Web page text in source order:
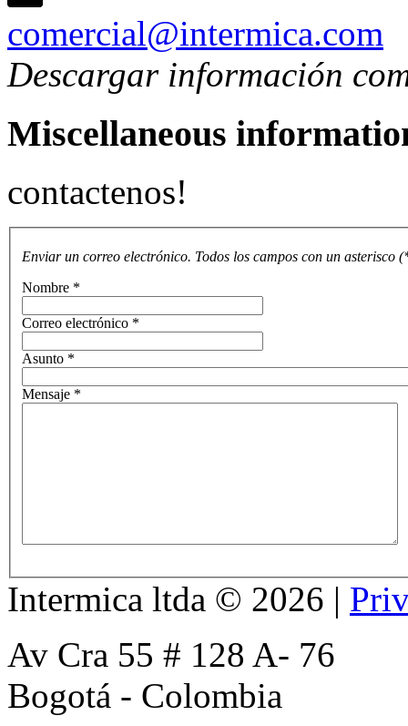
comercial@intermica.com
Descargar información
Miscellaneous
contactenos!
Enviar un correo electrónico. Todos los campos con un asterisco
Nombre *
Correo electrónico *
Asunto *
Mensaje *
Intermica ltda © 2026 |
Av Cra 55 # 128 A- 76
Bogotá - Colombia